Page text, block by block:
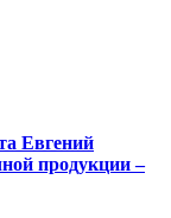
Евгений
продукции –